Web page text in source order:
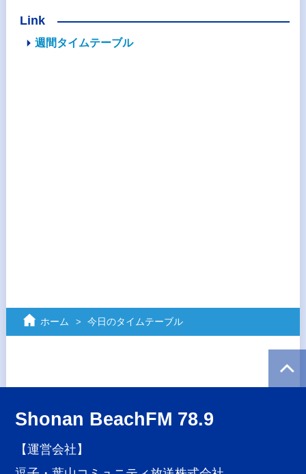
Link
週間タイムテーブル
ホーム 今日のタイムテーブル
Shonan BeachFM 78.9
【運営会社】